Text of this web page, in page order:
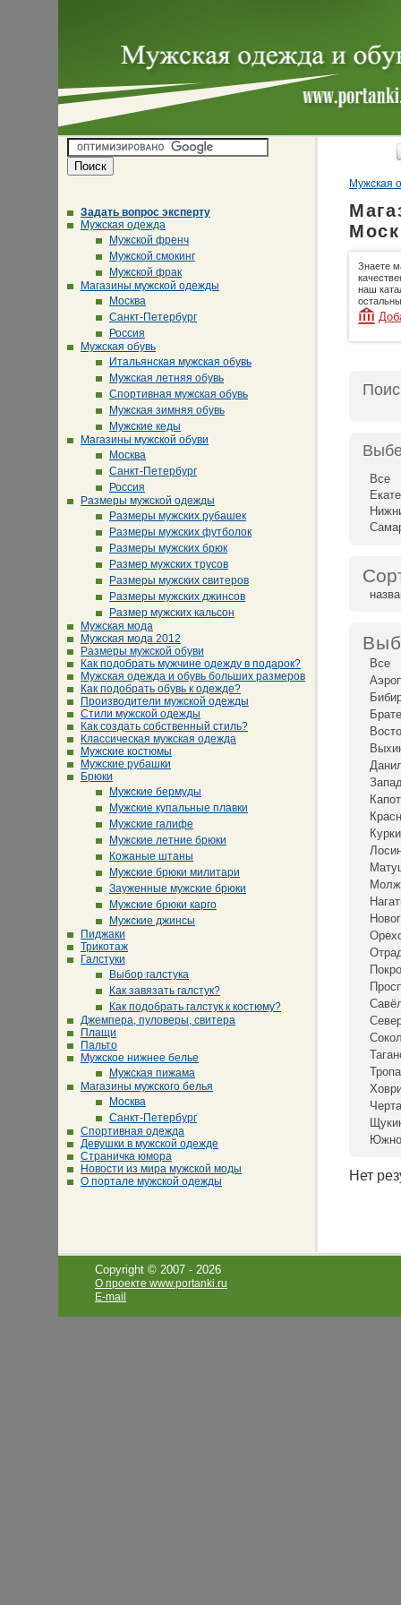
Задать вопрос эксперту
Мужская одежда
Мужской френч
Мужской смокинг
Мужской фрак
Магазины мужской одежды
Москва
Санкт-Петербург
Россия
Мужская обувь
Итальянская мужская обувь
Мужская летняя обувь
Спортивная мужская обувь
Мужская зимняя обувь
Мужские кеды
Магазины мужской обуви
Москва
Санкт-Петербург
Россия
Размеры мужской одежды
Размеры мужских рубашек
Размеры мужских футболок
Размеры мужских брюк
Размер мужских трусов
Размеры мужских свитеров
Размеры мужских джинсов
Размер мужских кальсон
Мужская мода
Мужская мода 2012
Размеры мужской обуви
Как подобрать мужчине одежду в подарок?
Мужская одежда и обувь больших размеров
Как подобрать обувь к одежде?
Производители мужской одежды
Стили мужской одежды
Как создать собственный стиль?
Классическая мужская одежда
Мужские костюмы
Мужские рубашки
Брюки
Мужские бермуды
Мужские купальные плавки
Мужские галифе
Мужские летние брюки
Кожаные штаны
Мужские брюки милитари
Зауженные мужские брюки
Мужские брюки карго
Мужские джинсы
Пиджаки
Трикотаж
Галстуки
Выбор галстука
Как завязать галстук?
Как подобрать галстук к костюму?
Джемпера, пуловеры, свитера
Плащи
Пальто
Мужское нижнее белье
Мужская пижама
Магазины мужского белья
Москва
Санкт-Петербург
Спортивная одежда
Девушки в мужской одежде
Страничка юмора
Новости из мира мужской моды
О портале мужской одежды
Мужская
Знаете
наш
Все
Все
Нет
Copyright © 2007 - 2026
О проекте www.portanki.ru
E-mail